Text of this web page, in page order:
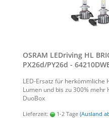
OSRAM LED­ri­ving HL
PX26d/PY26d -
LED-​Ersatz für
Lumen und bis zu 300%
Duo­Box
Lieferzeit: 1-2 Tage (Ausland